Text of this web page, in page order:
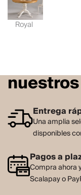
Royal
Entrega
Una amplia
disponibles
Pagos a
Compra ahora
Scalapay o